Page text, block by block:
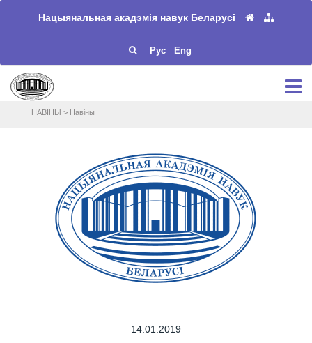
Нацыянальная акадэмія навук Беларусі
Рус Eng
НАВIНЫ > Навіны
14.01.2019